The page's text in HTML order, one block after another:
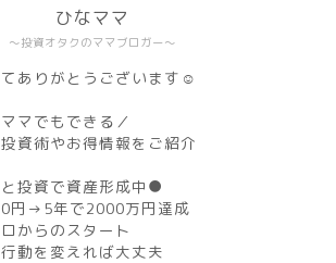
～投資オタクのママブロガー～
ひなママ
ありがとうございます☺
でもできる／
資術やお得情報をご紹介
資で資産形成中●
円→5年で2000万円達成
からのスタート
動を変えれば大丈夫